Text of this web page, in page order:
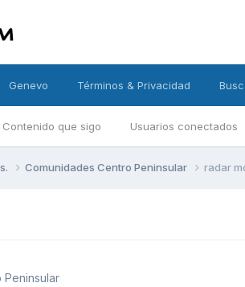
Contenido que sigo Usuarios conectados
Genevo Términos & Privacidad
Comunidades Centro Peninsular radar
Peninsular